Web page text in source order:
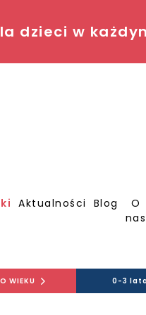
dzieci w
Aktualności Blog
O
nas
WIEKU 0-3